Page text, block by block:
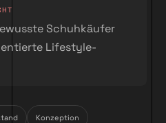
Schuhkäufer
Lifestyle-
Konzeption